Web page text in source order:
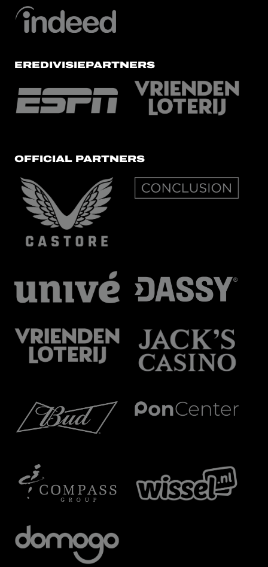
EREDIVISIEPARTNERS
OFFICIAL PARTNERS